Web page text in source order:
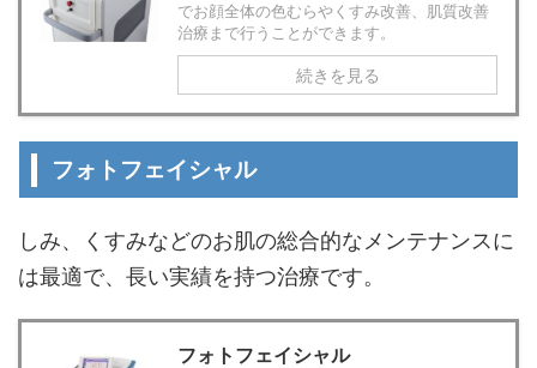
でお顔全体の色むらやくすみ改善、肌質改善
治療まで行うことができます。
続きを見る
フォトフェイシャル
しみ、くすみなどのお肌の総合的なメンテナンスに
は最適で、長い実績を持つ治療です。
フォトフェイシャル